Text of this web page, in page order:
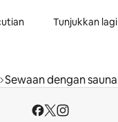
Tunjukkan lagi
Sewaan dengan sauna